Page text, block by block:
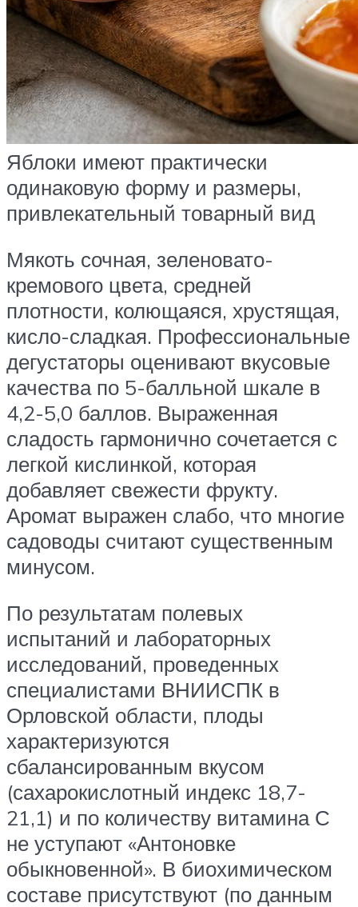
Яблоки имеют практически
одинаковую форму и размеры,
привлекательный товарный вид
Мякоть сочная, зеленовато-
кремового цвета, средней
плотности, колющаяся, хрустящая,
кисло-сладкая. Профессиональные
дегустаторы оценивают вкусовые
качества по 5-балльной шкале в
4,2-5,0 баллов. Выраженная
сладость гармонично сочетается с
легкой кислинкой, которая
добавляет свежести фрукту.
Аромат выражен слабо, что многие
садоводы считают существенным
минусом.
По результатам полевых
испытаний и лабораторных
исследований, проведенных
специалистами ВНИИСПК в
Орловской области, плоды
характеризуются
сбалансированным вкусом
(сахарокислотный индекс 18,7-
21,1) и по количеству витамина С
не уступают «Антоновке
обыкновенной». В биохимическом
составе присутствуют (по данным